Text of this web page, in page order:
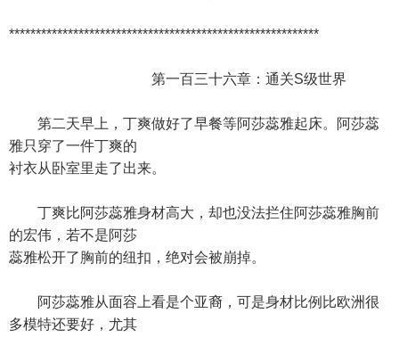
**********************************************************
第一百三十六章：通关S级世界
第二天早上，丁爽做好了早餐等阿莎蕊雅起床。阿莎蕊
雅只穿了一件丁爽的
衬衣从卧室里走了出来。
丁爽比阿莎蕊雅身材高大，却也没法拦住阿莎蕊雅胸前
的宏伟，若不是阿莎
蕊雅松开了胸前的纽扣，绝对会被崩掉。
阿莎蕊雅从面容上看是个亚裔，可是身材比例比欧洲很
多模特还要好，尤其